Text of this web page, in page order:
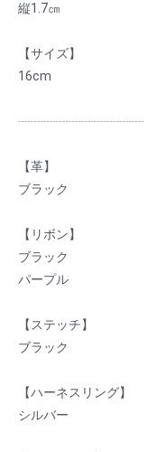
縦1.7㎝
【サイズ】
16cm
┈┈┈┈┈┈┈┈┈┈
【革】
ブラック
【リボン】
ブラック
パープル
【ステッチ】
ブラック
【ハーネスリング】
シルバー